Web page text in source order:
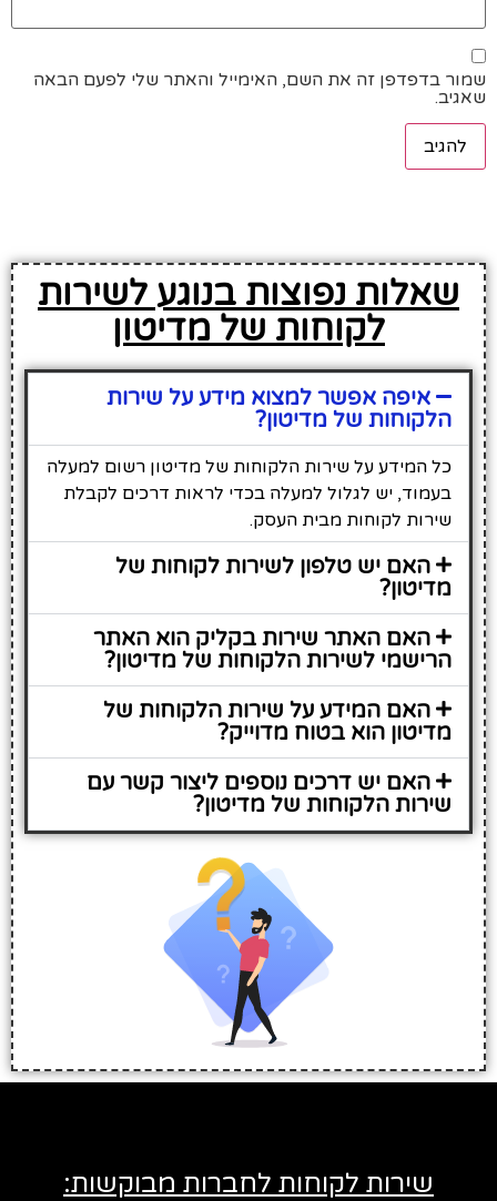
שמור בדפדפן זה את השם, האימייל והאתר שלי לפעם הבאה
שאגיב.
שאלות נפוצות בנוגע לשירות
לקוחות של מדיטון
איפה אפשר למצוא מידע על שירות
הלקוחות של מדיטון?
כל המידע על שירות הלקוחות של מדיטון רשום למעלה
בעמוד, יש לגלול למעלה בכדי לראות דרכים לקבלת
שירות לקוחות מבית העסק.
האם יש טלפון לשירות לקוחות של
מדיטון?
האם האתר שירות בקליק הוא האתר
הרישמי לשירות הלקוחות של מדיטון?
האם המידע על שירות הלקוחות של
מדיטון הוא בטוח מדוייק?
האם יש דרכים נוספים ליצור קשר עם
שירות הלקוחות של מדיטון?
שירות לקוחות לחברות מבוקשות: